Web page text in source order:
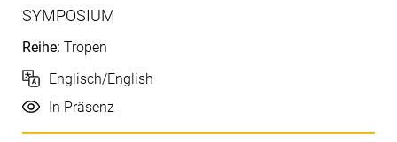
SYMPOSIUM
Reihe: Tropen
Sprache
Englisch/English
Durchführung
In Präsenz